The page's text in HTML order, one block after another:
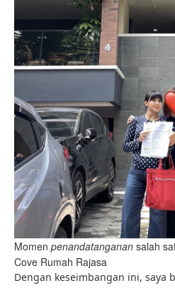
Momen penandatanganan salah
Cove Rumah Rajasa
Dengan keseimbangan ini, saya